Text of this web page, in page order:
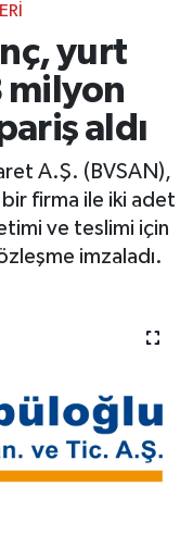
yurt
milyon
aldı
A.Ş. (BVSAN),
firma ile iki adet
ve teslimi için
imzaladı.